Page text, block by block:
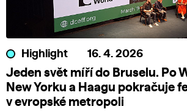
Highlight 16. 4. 2026
Jeden svět míří do Bruselu. Po
New Yorku a Haagu pokračuje
v evropské metropoli